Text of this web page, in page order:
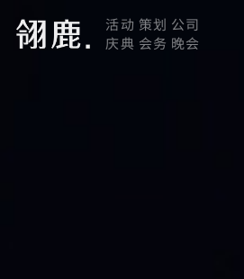
活动 策划 公司
庆典 会务 晚会